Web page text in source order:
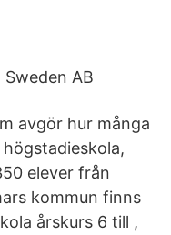
AB
avgör hur många
elever från
kommun finns
årskurs 6 till ,